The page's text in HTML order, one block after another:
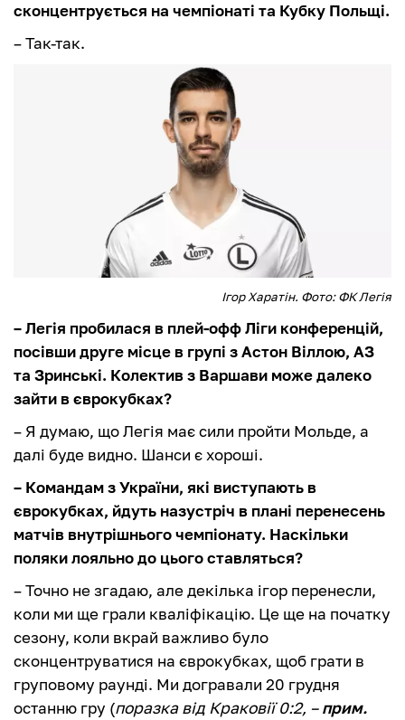
сконцентрується на чемпіонаті та Кубку Польщі.
– Так-так.
Ігор Харатін. Фото: ФК Легія
– Легія пробилася в плей-офф Ліги конференцій,
посівши друге місце в групі з Астон Віллою, АЗ
та Зринські. Колектив з Варшави може далеко
зайти в єврокубках?
– Я думаю, що Легія має сили пройти Мольде, а
далі буде видно. Шанси є хороші.
– Командам з України, які виступають в
єврокубках, йдуть назустріч в плані перенесень
матчів внутрішнього чемпіонату. Наскільки
поляки лояльно до цього ставляться?
– Точно не згадаю, але декілька ігор перенесли,
коли ми ще грали кваліфікацію. Це ще на початку
сезону, коли вкрай важливо було
сконцентруватися на єврокубках, щоб грати в
груповому раунді. Ми догравали 20 грудня
останню гру (поразка від Краковії 0:2, –прим.